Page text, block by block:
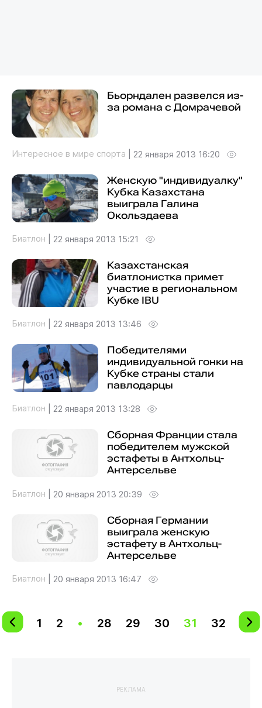
Бьорндален развелся из-
за романа с Домрачевой
Интересное в мире спорта 22 января 2013 16:20
Женскую "индивидуалку"
Кубка Казахстана
выиграла Галина
Окольздаева
Биатлон 22 января 2013 15:21
Казахстанская
биатлонистка примет
участие в региональном
Кубке IBU
Биатлон 22 января 2013 13:46
Победителями
индивидуальной гонки на
Кубке страны стали
павлодарцы
Биатлон 22 января 2013 13:28
Сборная Франции стала
победителем мужской
эстафеты в Антхольц-
Антерсельве
Биатлон 20 января 2013 20:39
Сборная Германии
выиграла женскую
эстафету в Антхольц-
Антерсельве
Биатлон 20 января 2013 16:47
1 2 • 28 29 30 31 32
РЕКЛАМА